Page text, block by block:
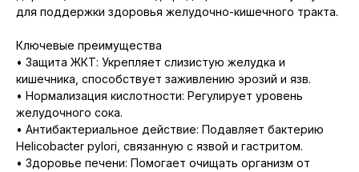
для поддержки здоровья желудочно-кишечного тракта.
Ключевые преимущества
• Защита ЖКТ: Укрепляет слизистую желудка и
кишечника, способствует заживлению эрозий и язв.
• Нормализация кислотности: Регулирует уровень
желудочного сока.
• Антибактериальное действие: Подавляет бактерию
Helicobacter pylori, связанную с язвой и гастритом.
• Здоровье печени: Помогает очищать организм от